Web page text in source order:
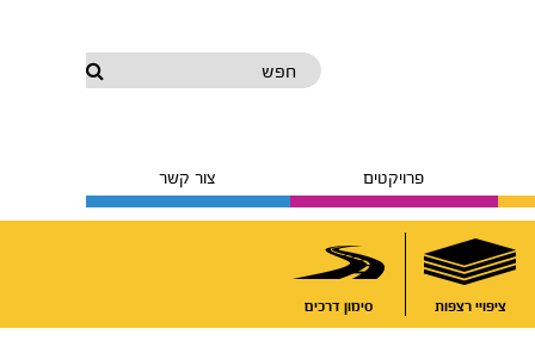
חפש
פרויקטים צור קשר
ציפויי רצפות סימון דרכים